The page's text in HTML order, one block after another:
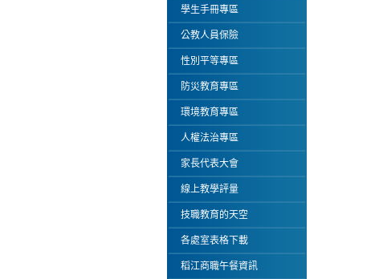
學生手冊專區
公教人員保險
性別平等專區
防災教育專區
環境教育專區
人權法治專區
家長代表大會
線上教學評量
技職教育的天空
各處室表格下載
稻江商職午餐資訊